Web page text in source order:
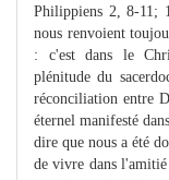
Philippiens 2, 8-11;
nous renvoient
: c'est dans le
plénitude du
réconciliation entre
éternel manifesté
dire que nous a été
de vivre dans